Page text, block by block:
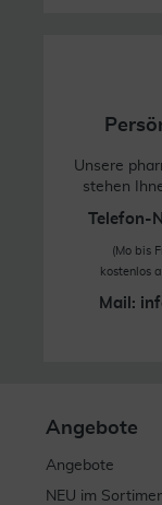
Unsere
stehen
Telefon-
(Mo bis
kostenlos
Mail:
Angebote
Angebote
NEU im